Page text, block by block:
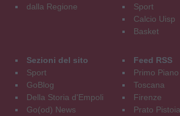
dalla Regione
Sport
Calcio Uisp
Basket
Sezioni del sito
Sport
GoBlog
Della Storia d'Empoli
Go(od) News
Feed RSS
Primo Piano
Toscana
Firenze
Prato Pistoia